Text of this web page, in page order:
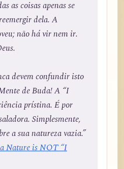
as coisas apenas se
dela. A
não há vir nem ir.
devem confundir isto
de Buda! A “I
prístina. É por
Simplesmente,
a sua natureza vazia.”
Nature is NOT “I